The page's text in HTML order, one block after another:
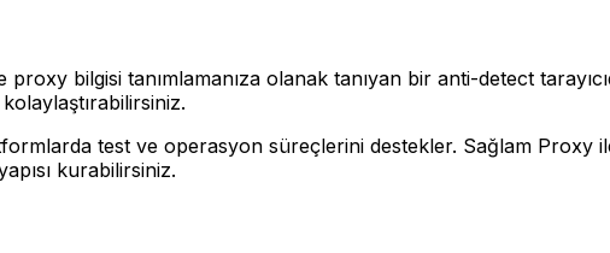
bilgisi tanımlamanıza olanak tanıyan bir anti-detect
test ve operasyon süreçlerini destekler. Sağlam Proxy
kurabilirsiniz.